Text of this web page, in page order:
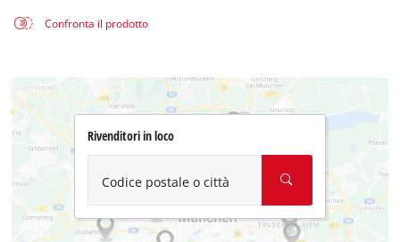
Confronta il prodotto
Rivenditori in loco
Codice postale o città